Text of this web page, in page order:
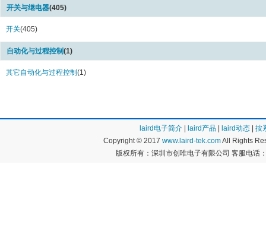
KR Series (2)
With 1200, 4700 and 4800 series (1)
With IP and
开关与继电器(405)
开关(405)
自动化与过程控制(1)
其它自动化与过程控制 (1)
laird电子简介 laird产品 laird动态
按
Copyright © 2017 www.laird-tek.comAll Rights
版权所有：深圳市创唯电子有限公司 客服电话